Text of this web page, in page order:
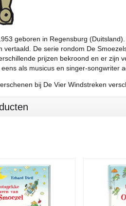
geboren in Regensburg
vertaald. De serie rondom De
prijzen bekroond en er zijn
als musicus en singer-songwriter
bij De Vier Windstreken